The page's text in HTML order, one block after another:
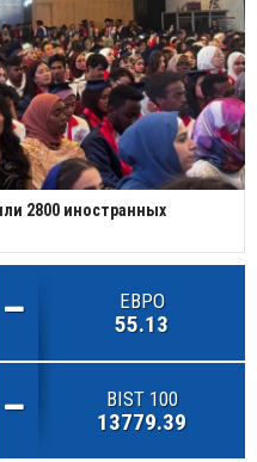
2800 иностранных
ЕВРО
55.13
BIST 100
13779.39